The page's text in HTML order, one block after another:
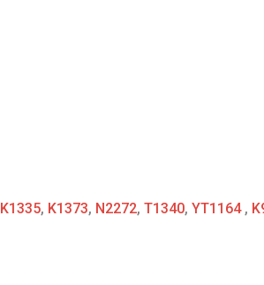
K1335, K1373, N2272, T1340, YT1164,